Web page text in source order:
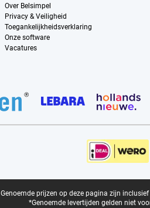
Over Belsimpel
Privacy & Veiligheid
Toegankelijkheidsverklaring
Onze software
Vacatures
Genoemde prijzen op deze pagina zijn
*Genoemde levertijden gelden niet